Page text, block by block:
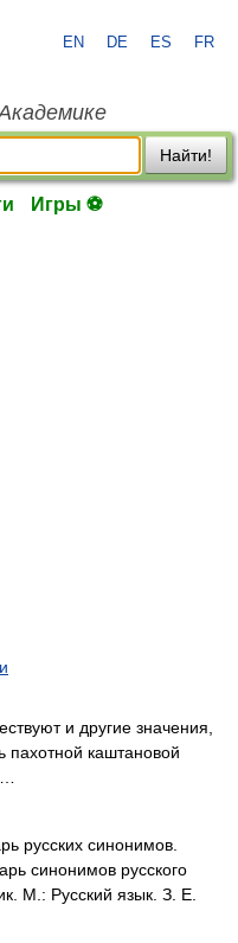
EN DE ES FR
Найти!
Игры ⚽
и другие значения,
каштановой
русских синонимов.
синонимов русского
М.: Русский язык. З. Е.